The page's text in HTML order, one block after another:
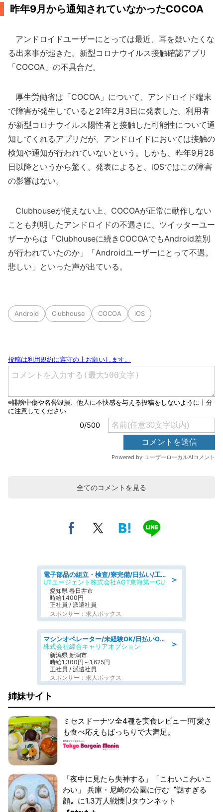
昨年9月から通知されていなかったCOCOA
アンドロイドユーザーにとっては最近、耳を疑いたくな
る出来事が起きた。新型コロナウイルス接触確認アプリ
「COCOA」の不具合だ。
厚生労働省は「COCOA」について、アンドロイド端末
で障害が発生していると21年2月3日に発表した。利用者
が新型コロナウイルス陽性者と接触した可能性について通
知してくれるアプリだが、アンドロイドにおいては接触の
検知や通知が行われていないという。しかも、昨年9月28
日以降というから驚く。発表によると、iOSではこの障害
の影響はない。
Clubhouseが使えない上、COCOAが正常に動作しない
ことも判明したアンドロイドの不遇さに、ツイッターユー
ザーからは「Clubhouseに続きCOCOAでもAndroid差別
が行われていたのか」「Androidユーザーにとって不遇。
悲しい」といった声が出ている。
Android Clubhouse COCOA iOS
全てのコメントを見る
＞
電子部品の組立・検査/寮完備/日払い/工場・製造
UTエージェント株式会社AGT東海第一CU
愛知県 春日井市
時給1,400円
正社員 / 派遣社員
スポンサー：求人ボックス
＞
マシンオペレーター/未経験OK/日払いOK/寮費無料/交替制/20・30・40代活躍中
株式会社綜合キャリアオプション
新潟県 新潟市
時給1,300円～1,625円
正社員 / 派遣社員
スポンサー：求人ボックス
姉妹サイト
ミセスドーナツ全4種を実食レビュー!可愛さ
も食べ応えもばっちりで大満足。
「夜中に見たら失神する」「こわいこわいこ
わい」 兵庫・尼崎の公園に佇む〝謎すぎる
顔〟に1.3万人戦慄|Jタウンネット